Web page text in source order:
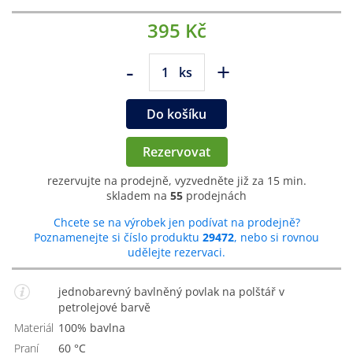
395 Kč
- ks +
Do košíku
Rezervovat
rezervujte na prodejně, vyzvedněte již za 15 min.
skladem na 55 prodejnách
Chcete se na výrobek jen podívat na prodejně?
Poznamenejte si číslo produktu 29472, nebo si rovnou
udělejte rezervaci.
jednobarevný bavlněný povlak na polštář v
petrolejové barvě
Materiál
100% bavlna
Praní
60 °C